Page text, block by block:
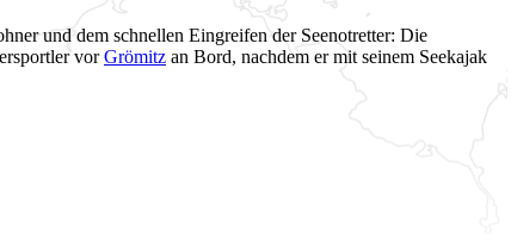
und dem schnellen Eingreifen der Seenotretter: Die
vorGrömitz an Bord, nachdem er mit seinem Seekajak